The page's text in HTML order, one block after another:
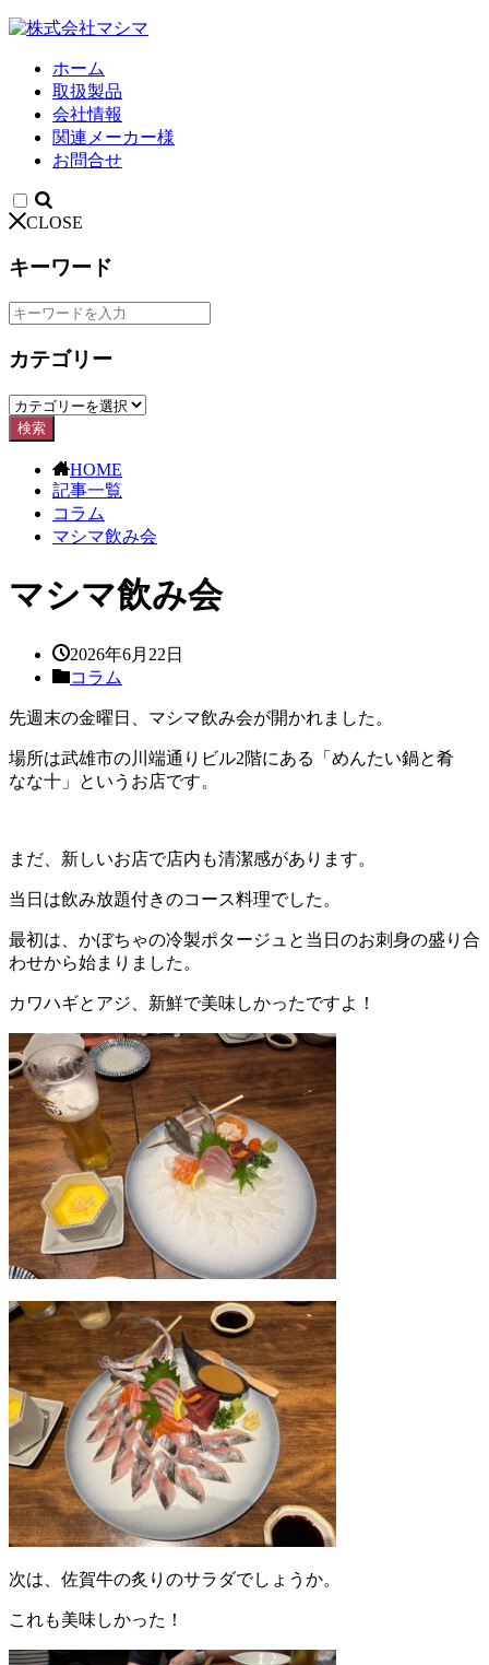
ホーム
取扱製品
会社情報
関連メーカー様
お問合せ
CLOSE
キーワード
カテゴリー
検索
HOME
記事一覧
コラム
マシマ飲み会
マシマ飲み会
2026年6月22日
コラム
先週末の金曜日、マシマ飲み会が開かれました。
場所は武雄市の川端通りビル2階にある「めんたい鍋と肴
なな十」というお店です。
まだ、新しいお店で店内も清潔感があります。
当日は飲み放題付きのコース料理でした。
最初は、かぼちゃの冷製ポタージュと当日のお刺身の盛り合
わせから始まりました。
カワハギとアジ、新鮮で美味しかったですよ！
次は、佐賀牛の炙りのサラダでしょうか。
これも美味しかった！